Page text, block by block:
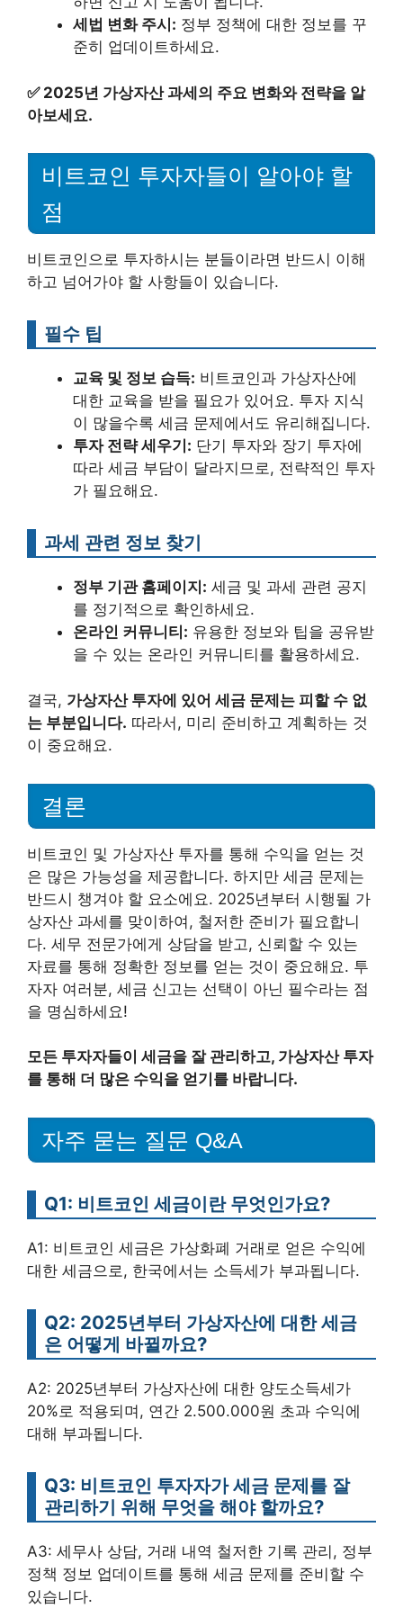
세법 변화 주시: 정부 정책에 대한 정보를 꾸
준히 업데이트하세요.
✅ 2025년 가상자산 과세의 주요 변화와 전략을 알
아보세요.
비트코인 투자자들이 알아야 할
점
비트코인으로 투자하시는 분들이라면 반드시 이해
하고 넘어가야 할 사항들이 있습니다.
필수 팁
교육 및 정보 습득: 비트코인과 가상자산에
대한 교육을 받을 필요가 있어요. 투자 지식
이 많을수록 세금 문제에서도 유리해집니다.
투자 전략 세우기: 단기 투자와 장기 투자에
따라 세금 부담이 달라지므로, 전략적인 투자
가 필요해요.
과세 관련 정보 찾기
정부 기관 홈페이지: 세금 및 과세 관련 공지
를 정기적으로 확인하세요.
온라인 커뮤니티: 유용한 정보와 팁을 공유받
을 수 있는 온라인 커뮤니티를 활용하세요.
결국, 가상자산 투자에 있어 세금 문제는 피할 수 없
는 부분입니다. 따라서, 미리 준비하고 계획하는 것
이 중요해요.
결론
비트코인 및 가상자산 투자를 통해 수익을 얻는 것
은 많은 가능성을 제공합니다. 하지만 세금 문제는
반드시 챙겨야 할 요소에요. 2025년부터 시행될 가
상자산 과세를 맞이하여, 철저한 준비가 필요합니
다. 세무 전문가에게 상담을 받고, 신뢰할 수 있는
자료를 통해 정확한 정보를 얻는 것이 중요해요. 투
자자 여러분, 세금 신고는 선택이 아닌 필수라는 점
을 명심하세요!
모든 투자자들이 세금을 잘 관리하고, 가상자산 투자
를 통해 더 많은 수익을 얻기를 바랍니다.
자주 묻는 질문 Q&A
Q1: 비트코인 세금이란 무엇인가요?
A1: 비트코인 세금은 가상화폐 거래로 얻은 수익에
대한 세금으로, 한국에서는 소득세가 부과됩니다.
Q2: 2025년부터 가상자산에 대한 세금
은 어떻게 바뀔까요?
A2: 2025년부터 가상자산에 대한 양도소득세가
20%로 적용되며, 연간 2.500.000원 초과 수익에
대해 부과됩니다.
Q3: 비트코인 투자자가 세금 문제를 잘
관리하기 위해 무엇을 해야 할까요?
A3: 세무사 상담, 거래 내역 철저한 기록 관리, 정부
정책 정보 업데이트를 통해 세금 문제를 준비할 수
있습니다.